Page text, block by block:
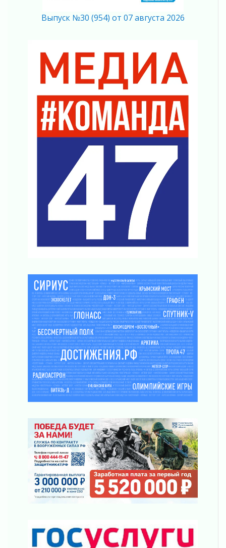
03 августа 2026
03 августа 2026
Шесть новых жизней в честь дня рождения
Ленинградской области
Уроки безопасности для детей и взрослых
03 августа 2026
Ленобласть отмечает День Воздушно-
десантных войск
«Активное лето»
Ленобласть отметила заслуги жителей перед
регионом и страной
02 августа 2026
Ладога — не пруд
ПСК через Гослуслуги напомнит жителям
02 августа 2026
Пропавшего подростка нашли в Кировском
районе Ленобласти
02 августа 2026
Жителям Ленобласти напомнили, как
действовать при укусе клеща
02 августа 2026
В Ивангороде назвали новых почетных
граждан Ленинградской области
02 августа 2026
Готовность №1
02 августа 2026
отправили на реставрацию
02 августа 2026
Ленобласть внедрила передовую подготовку
операторов БПЛА
02 августа 2026
В Ивангороде появилась «Избушка-
воробушка»
01 августа 2026
Лето катится с горки
Выпуск №30 (954) от 07 августа 2026